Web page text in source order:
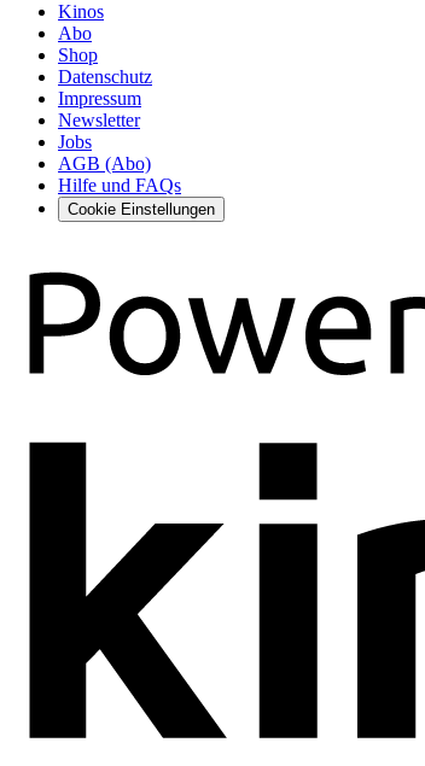
Kinos
Abo
Shop
Datenschutz
Impressum
Newsletter
Jobs
AGB (Abo)
Hilfe und FAQs
Cookie Einstellungen